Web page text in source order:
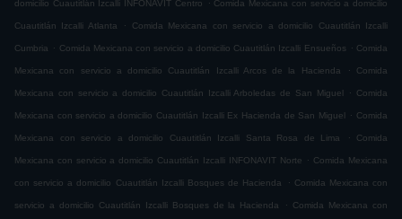
domicilio Cuautitlán Izcalli INFONAVIT Centro Comida Mexicana con servicio a domicilio
Cuautitlán Izcalli Atlanta . Comida Mexicana con servicio a domicilio Cuautitlán Izcalli
Cumbria . Comida Mexicana con servicio a domicilio Cuautitlán Izcalli Ensueños . Comida
Mexicana con servicio a domicilio Cuautitlán Izcalli Arcos de la Hacienda . Comida
Mexicana con servicio a domicilio Cuautitlán Izcalli Arboledas de San Miguel . Comida
Mexicana con servicio a domicilio Cuautitlán Izcalli Ex Hacienda de San Miguel . Comida
Mexicana con servicio a domicilio Cuautitlán Izcalli Santa Rosa de Lima . Comida
Mexicana con servicio a domicilio Cuautitlán Izcalli INFONAVIT Norte . Comida Mexicana
con servicio a domicilio Cuautitlán Izcalli Bosques de Hacienda . Comida Mexicana con
servicio a domicilio Cuautitlán Izcalli Bosques de la Hacienda . Comida Mexicana con